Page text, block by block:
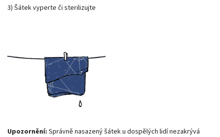
3) Šátek vyperte či sterilizujte
Upozornění: Správně nasazený šátek u dospělých lidí nezakrývá